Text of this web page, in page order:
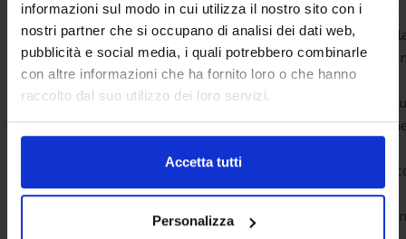
informazioni sul modo in cui utilizza il nostro sito con i
nostri partner che si occupano di analisi dei dati web,
pubblicità e social media, i quali potrebbero combinarle
con altre informazioni che ha fornito loro o che hanno
raccolto dal suo utilizzo dei loro servizi.
Accetta tutti
Personalizza
Lo